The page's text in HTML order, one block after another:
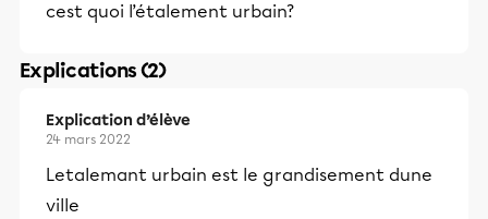
cest quoi l’étalement urbain?
Explications (2)
Explication d’élève
24 mars 2022
Letalemant urbain est le grandisement dune
ville